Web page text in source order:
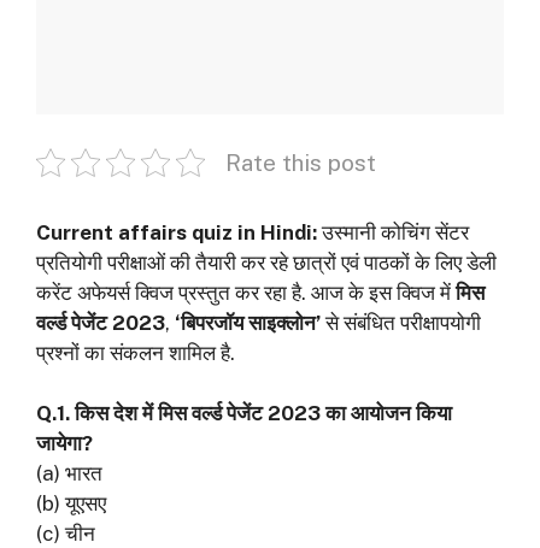
Rate this post
Current affairs quiz in Hindi:उस्मानी कोचिंग सेंटर
प्रतियोगी परीक्षाओं की तैयारी कर रहे छात्रों एवं पाठकों के लिए डेली
करेंट अफेयर्स क्विज प्रस्तुत कर रहा है. आज के इस क्विज मेंमिस
वर्ल्ड पेजेंट 2023, ‘बिपरजॉय साइक्लोन’से संबंधित परीक्षापयोगी
प्रश्नों का संकलन शामिल है.
Q.1. किस देश में मिस वर्ल्ड पेजेंट 2023 का आयोजन किया
जायेगा?
(a) भारत
(b) यूएसए
(c) चीन